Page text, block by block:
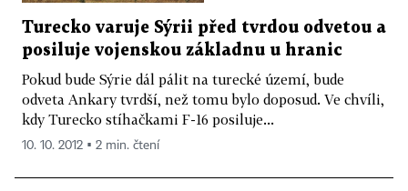
Turecko varuje Sýrii před tvrdou odvetou a
posiluje vojenskou základnu u hranic
Pokud bude Sýrie dál pálit na turecké území, bude
odveta Ankary tvrdší, než tomu bylo doposud. Ve chvíli,
kdy Turecko stíhačkami F-16 posiluje...
10. 10. 2012 ▪ 2 min. čtení